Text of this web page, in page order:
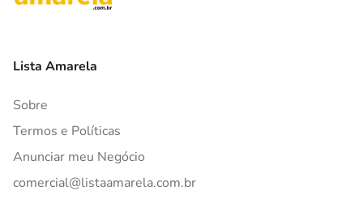
Lista Amarela
Sobre
Termos e Políticas
Anunciar meu Negócio
comercial@listaamarela.com.br